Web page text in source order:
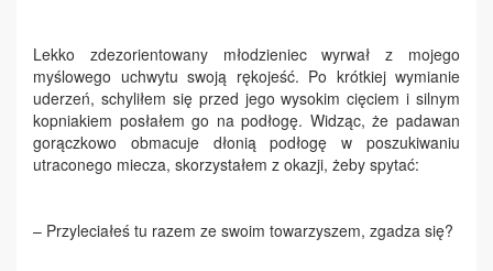
Lekko zdezorientowany młodzieniec wyrwał z mojego
myślowego uchwytu swoją rękojeść. Po krótkiej wymianie
uderzeń, schyliłem się przed jego wysokim cięciem i silnym
kopniakiem posłałem go na podłogę. Widząc, że padawan
gorączkowo obmacuje dłonią podłogę w poszukiwaniu
utraconego miecza, skorzystałem z okazji, żeby spytać:
– Przyleciałeś tu razem ze swoim towarzyszem, zgadza się?